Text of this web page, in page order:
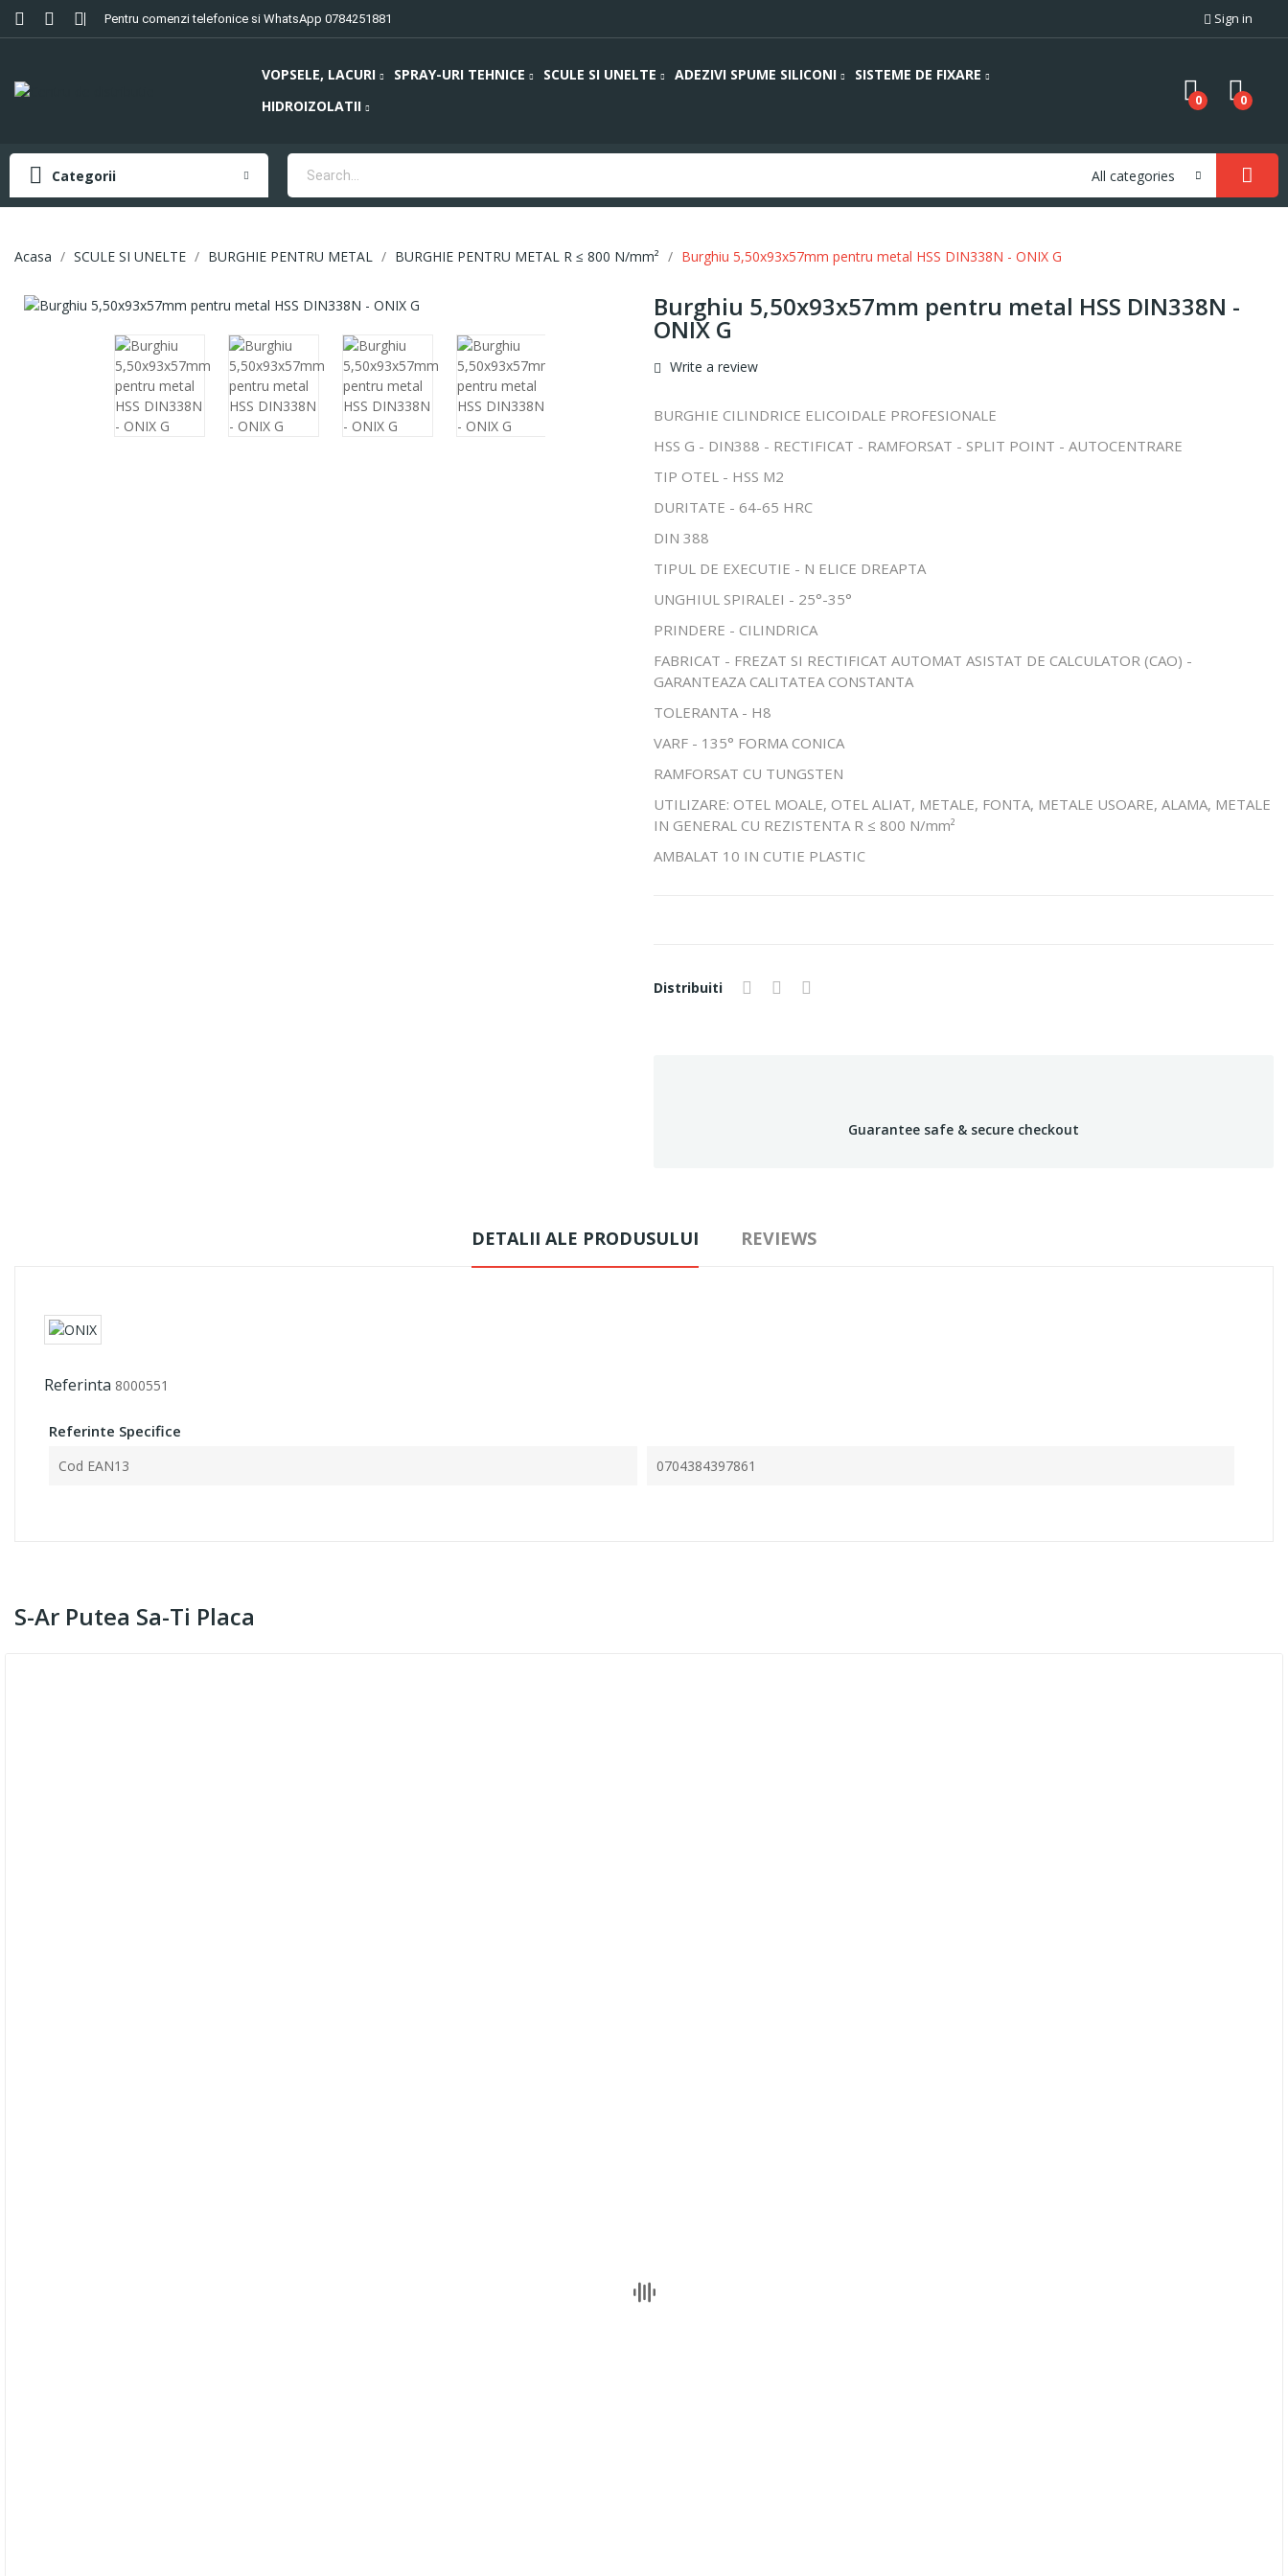
Pentru comenzi telefonice si WhatsApp 0784251881 Sign in
VOPSELE, LACURI SPRAY-URI TEHNICE SCULE SI UNELTE ADEZIVI SPUME SILICONI
SISTEME DE FIXARE
HIDROIZOLATII
0 0
Categorii All categories
Acasa SCULE SI UNELTE BURGHIE PENTRU METAL BURGHIE PENTRU METAL R ≤ 800 N/mm² Burghiu 5,50x93x57mm pentru metal HSS DIN338N - ONIX G
Burghiu 5,50x93x57mm pentru metal HSS DIN338N -
ONIX G
Write a review
BURGHIE CILINDRICE ELICOIDALE PROFESIONALE
HSS G - DIN388 - RECTIFICAT - RAMFORSAT - SPLIT POINT - AUTOCENTRARE
TIP OTEL - HSS M2
DURITATE - 64-65 HRC
DIN 388
TIPUL DE EXECUTIE - N ELICE DREAPTA
UNGHIUL SPIRALEI - 25°-35°
PRINDERE - CILINDRICA
FABRICAT - FREZAT SI RECTIFICAT AUTOMAT ASISTAT DE CALCULATOR (CAO) -
GARANTEAZA CALITATEA CONSTANTA
TOLERANTA - H8
VARF - 135° FORMA CONICA
RAMFORSAT CU TUNGSTEN
UTILIZARE: OTEL MOALE, OTEL ALIAT, METALE, FONTA, METALE USOARE, ALAMA, METALE
IN GENERAL CU REZISTENTA R ≤ 800 N/mm²
AMBALAT 10 IN CUTIE PLASTIC
Distribuiti
Guarantee safe & secure checkout
DETALII ALE PRODUSULUI REVIEWS
Referinta 8000551
Referinte Specifice
Cod EAN13 0704384397861
S-Ar Putea Sa-Ti Placa